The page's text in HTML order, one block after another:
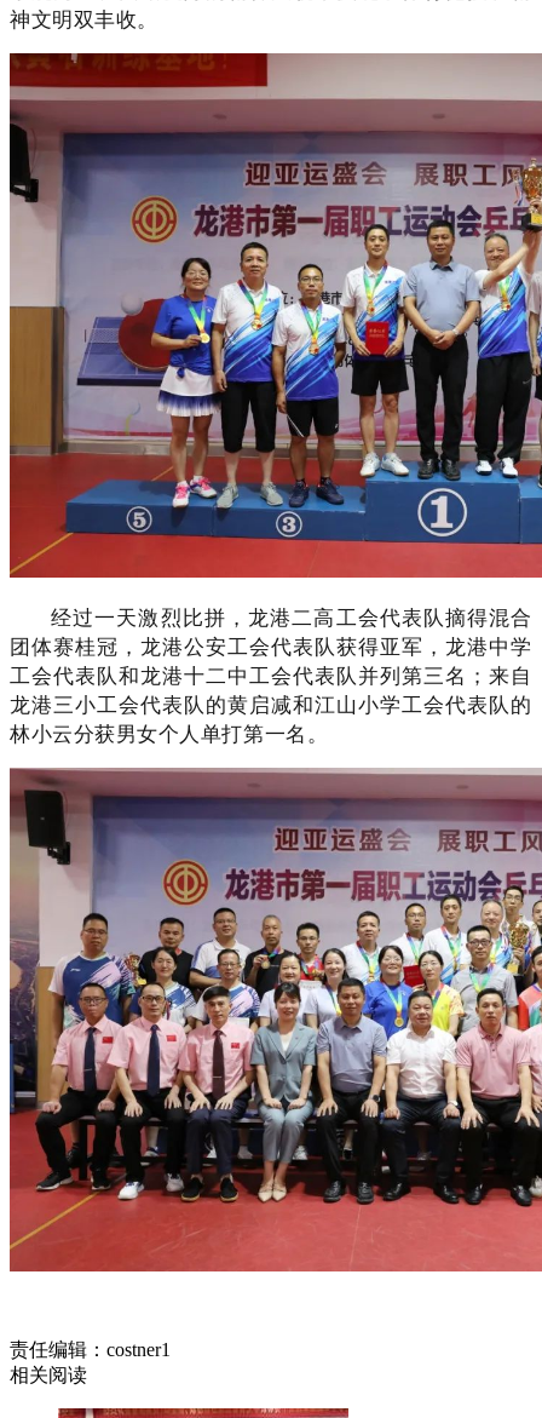
神文明双丰收。
经过一天激烈比拼，龙港二高工会代表队摘得混合
团体赛桂冠，龙港公安工会代表队获得亚军，龙港中学
工会代表队和龙港十二中工会代表队并列第三名；来自
龙港三小工会代表队的黄启减和江山小学工会代表队的
林小云分获男女个人单打第一名。
责任编辑：costner1
相关阅读